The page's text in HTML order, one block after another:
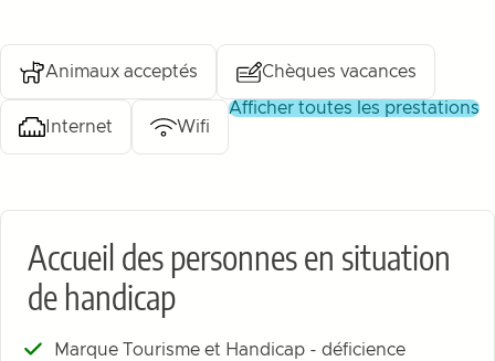
Animaux acceptés Chèques vacances
Internet Wifi
afficher toutes les prestations
Accueil des personnes en situation
de handicap
Marque Tourisme et Handicap - déficience